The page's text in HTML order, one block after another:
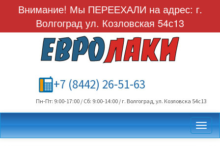
Внимание! Мы ПЕРЕЕХАЛИ на адрес: г.
Волгоград ул. Козловская 54с13
+7 (8442) 26-51-63
Пн-Пт: 9:00-17:00 / Сб: 9:00-14:00 / г. Волгоград, ул. Козловска 54с13